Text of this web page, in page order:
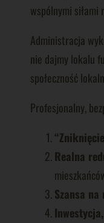
wspólnymi
Administracja
nie dajmy lokalu
społeczność
Profesjonalny,
Realna
Szansa